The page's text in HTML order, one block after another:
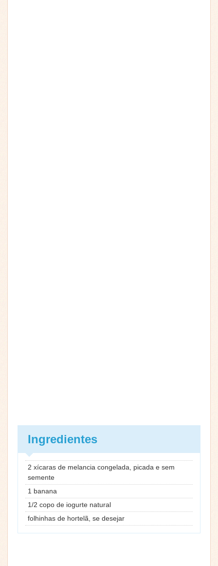
Ingredientes
2 xícaras de melancia congelada, picada e sem
semente
1 banana
1/2 copo de iogurte natural
folhinhas de hortelã, se desejar